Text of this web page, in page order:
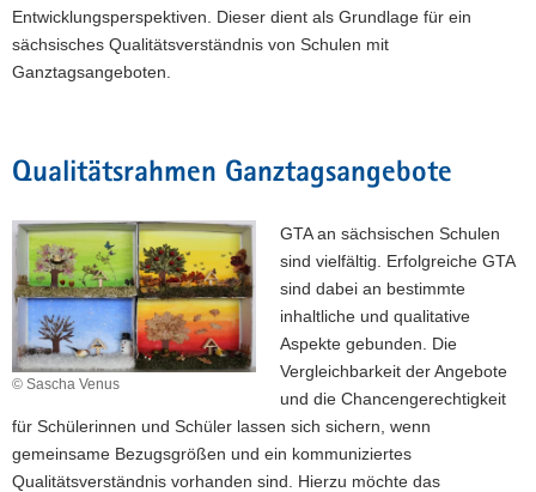
n
d
e
i
a
i
n
Entwicklungsperspektiven. Dieser dient als Grundlage für ein
sächsisches Qualitätsverständnis von Schulen mit
Ganztagsangeboten.
Qualitätsrahmen Ganztagsangebote
© Sascha Venus
GTA an sächsischen Schulen
sind vielfältig. Erfolgreiche GTA
sind dabei an bestimmte
inhaltliche und qualitative
Aspekte gebunden. Die
Vergleichbarkeit der Angebote
und die Chancengerechtigkeit
für Schülerinnen und Schüler lassen sich sichern, wenn
gemeinsame Bezugsgrößen und ein kommuniziertes
Qualitätsverständnis vorhanden sind. Hierzu möchte das